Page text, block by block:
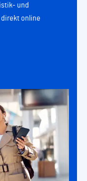
und
online